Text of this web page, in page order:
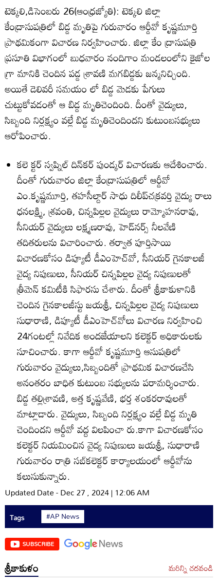
టెక్కలి,డిసెంబరు 26(ఆంధ్రజ్యోతి): టెక్కలి జిల్లా
కేంద్రాసుపత్రిలో బిడ్డ మృతిపై గురువారం ఆర్డీవో కృష్ణమూర్తి
ప్రాథమికంగా విచారణ నిర్వహించారు. జిల్లా కేం ద్రాసుపత్రి
ప్రసూతి విభాగంలో బుధవారం నందిగాం మండలంలోని కైజోల
గ్రా మానికి చెందిన పడ్డ శ్రావణి మగబిడ్డకు జన్మనిచ్చింది.
అయితే డెలివరీ సమయం లో బిడ్డ మెడకు పేగులు
చుట్టుకోవడంతో ఆ బిడ్డ మృతిచెందింది. దీంతో వైద్యులు,
సిబ్బంది నిర్లక్ష్యం వల్లే బిడ్డ మృతిచెందిందని కుటుంబసభ్యులు
ఆరోపించారు.
కలె క్టర్‌ స్వప్నిల్‌ దిన్‌కర్‌ పుండ్కర్‌ విచారణకు ఆదేశించారు.
దీంతో గురువారం జిల్లా కేంద్రాసుపత్రిలో ఆర్డీవో
ఎం.కృష్ణమూర్తి, తహసీల్దార్‌ సాధు దిలీప్‌చక్రవర్తి వైద్యు రాలు
ధనలక్ష్మి, శ్రవంతి, చిన్నపిల్లల వైద్యులు రామ్మోహనరావు,
సీనియర్‌ వైద్యులు లక్ష్మణరావు, హెడ్‌నర్స్‌ నీలవేణి
తదితరులను విచారించారు. తర్వాత పూర్తిసాయి
విచారణకోసం డిప్యూటీ డీఎంహెచ్‌వో, సీనియర్‌ గైనకాలజీ
వైద్య నిపుణులు, సీనియర్‌ చిన్నపిల్లల వైద్య నిపుణులతో
త్రీమెన్‌ కమిటీకి సిఫారసు చేశారు. దీంతో శ్రీకాకుళానికి
చెందిన గైనకాలజీస్టు జయశ్రీ, చిన్నపిల్లల వైద్య నిపుణులు
సుధారాణి, డిప్యూటీ డీఎంహెచ్‌వోలు విచారణ నిర్వహించి
24గంటల్లో నివేదిక అందజేయాలని కలెక్టర్‌ అధికారులకు
సూచించారు. కాగా ఆర్డీవో కృష్ణమూర్తి ఆసుపత్రిలో
గురువారం వైద్యులు,సిబ్బందితో ప్రాథమిక విచారణచేసి
అనంతరం బాధిత కుటుంబ సభ్యులను పరామర్శించారు.
బిడ్డ తల్లిశ్రావణి, అత్త కృష్ణవేణి, భర్త శంకరరావులతో
మాట్లాడారు. వైద్యులు, సిబ్బంది నిర్లక్ష్యం వల్లే బిడ్డ మృతి
చెందిందని ఆర్డీవో వద్ద విలపించా రు.కాగా విచారణకోసం
కలెక్టర్‌ నియమించిన వైద్య నిపుణులు జయశ్రీ, సుధారాణి
గురువారం రాత్రి సబ్‌కలెక్టర్‌ కార్యాలయంలో ఆర్డీవోను
కలుసుకున్నారు.
Updated Date - Dec 27 , 2024 | 12:06 AM
Tags #AP News
SUBSCRIBE
శ్రీకాకుళం మరిన్ని చదవండి